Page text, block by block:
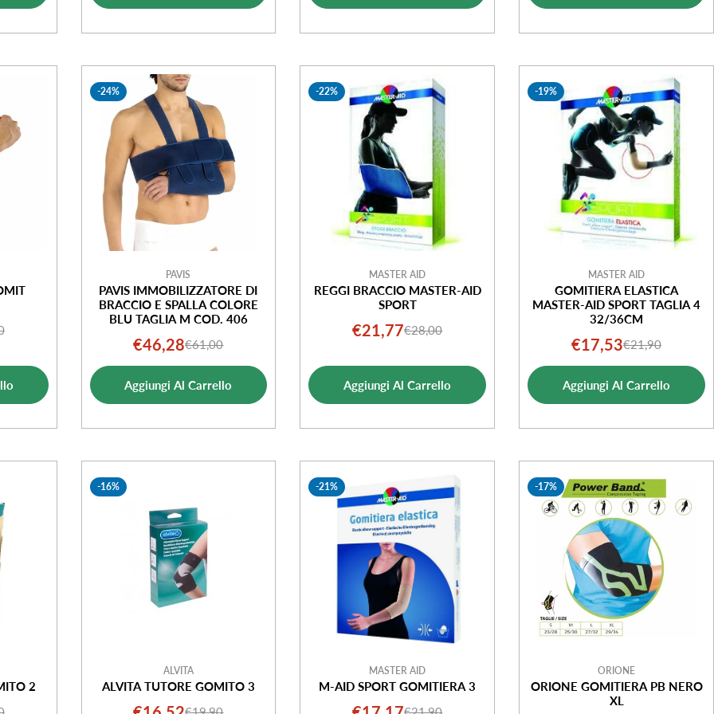
-24%
PAVIS
PAVIS IMMOBILIZZATORE DI
BRACCIO E SPALLA COLORE
BLU TAGLIA M COD. 406
Prezzo
di
vendita
€46,28Prezzo
normale
€61,00
Aggiungi Al Carrello
-22%
MASTER AID
REGGI BRACCIO MASTER-AID
SPORT
Prezzo
vendita
€21,77Prezzo
€28,00
Aggiungi Al Carrello
-19%
MASTER AID
GOMITIERA ELASTICA
MASTER-AID SPORT TAGLIA 4
32/36CM
Prezzo
di
vendita
€17,53Prezzo
normale
€21,90
Aggiungi Al Carrello
2
-16%
ALVITA
ALVITA TUTORE GOMITO 3
-21%
MASTER AID
M-AID SPORT GOMITIERA 3
-17%
ORIONE
ORIONE GOMITIERA PB NERO
XL